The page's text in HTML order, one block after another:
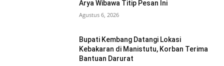
Arya Wibawa Titip Pesan Ini
Agustus 6, 2026
Bupati Kembang Datangi Lokasi
Kebakaran di Manistutu, Korban Terima
Bantuan Darurat